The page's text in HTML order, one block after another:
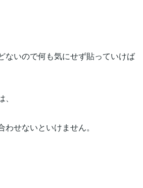
ないので何も気にせず貼っていけば
せないといけません。